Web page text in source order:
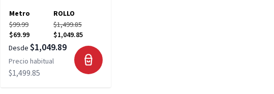
Metro
ROLLO
$99.99
$69.99
$1,499.85
$1,049.85
Desde $1,049.89
Precio habitual
$1,499.85